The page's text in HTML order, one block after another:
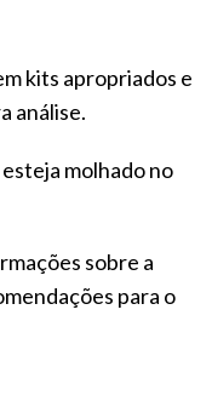
kits apropriados e
análise.
molhado no
sobre a
para o